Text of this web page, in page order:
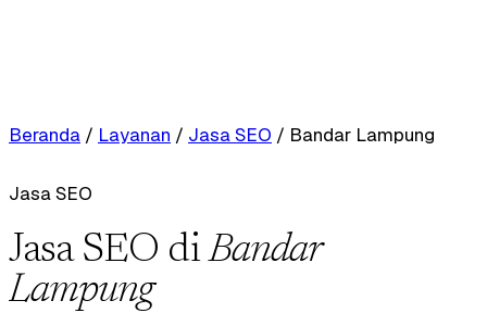
Beranda / Layanan / Jasa SEO / Bandar Lampung
Jasa SEO
Jasa SEO diBandar
Lampung